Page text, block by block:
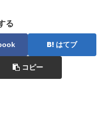
る
はてブ
コピー